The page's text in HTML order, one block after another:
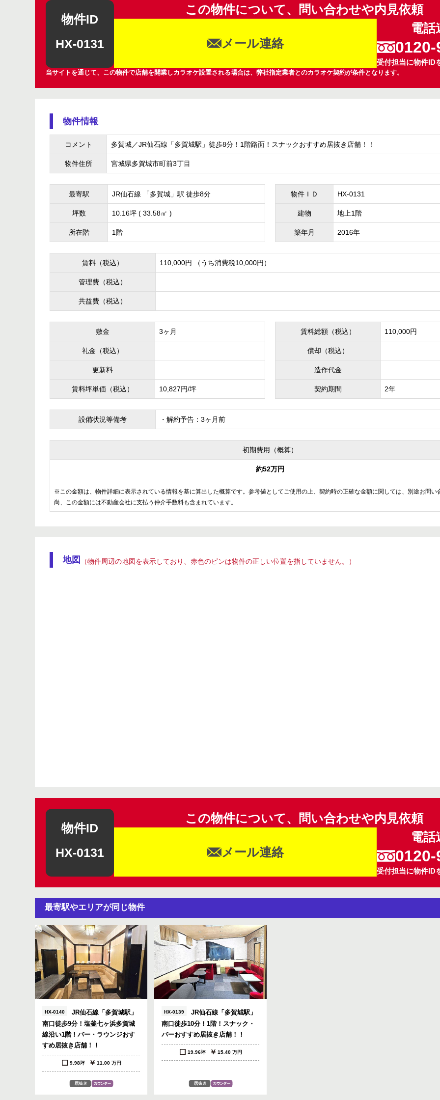
物件ID
HX-0131
この物件について、問い合わせや内見依頼
メール連絡
電話
受付担当に物件ID
当サイトを通じて、この物件で店舗を開業しカラオケ設置される場合は、弊社指定業者とのカラオケ契約が条件となります。
物件情報
コメント 多賀城／JR仙石線「多賀城駅」徒歩8分！1階路面！スナックおすすめ居抜き店舗！！
物件住所 宮城県多賀城市町前3丁目
最寄駅 JR仙石線 「多賀城」駅 徒歩8分
坪数 10.16坪 ( 33.58㎡ )
所在階 1階
物件ＩＤ HX-0131
建物 地上1階
築年月 2016年
賃料（税込） 110,000円 （うち消費税10,000円）
管理費（税込）
共益費（税込）
敷金 3ヶ月
礼金（税込）
更新料
賃料坪単価（税込） 10,827円/坪
賃料総額（税込） 110,000円
償却（税込）
造作代金
契約期間 2年
設備状況等備考 ・解約予告：3ヶ月前
初期費用（概算）
約52万円
※この金額は、物件詳細に表示されている情報を基に算出した概算です。参考値としてご使用の上、契約時の正確な金額に関しては、別途お問い
尚、この金額には不動産会社に支払う仲介手数料も含まれています。
地図 （物件周辺の地図を表示しており、赤色のピンは物件の正しい位置を指していません。）
物件ID
HX-0131
この物件について、問い合わせや内見依頼
メール連絡
電話
受付担当に物件ID
最寄駅やエリアが同じ物件
HX-0140
JR仙石線「多賀城駅」
南口徒歩9分！塩釜七ヶ浜多賀城
線沿い1階！バー・ラウンジおす
すめ居抜き店舗！！
9.98坪 11.00 万円
HX-0139
JR仙石線「多賀城駅」
南口徒歩10分！1階！スナック・
バーおすすめ居抜き店舗！！
19.96坪 15.40 万円